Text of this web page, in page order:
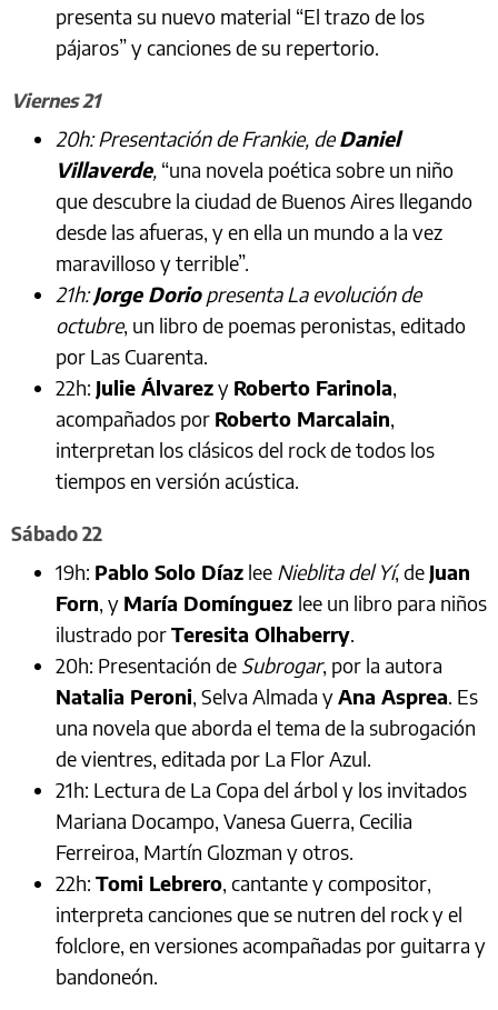
presenta su nuevo material “El trazo de los
pájaros” y canciones de su repertorio.
Viernes 21
20h: Presentación de Frankie, deDaniel
Villaverde, “una novela poética sobre un niño
que descubre la ciudad de Buenos Aires llegando
desde las afueras, y en ella un mundo a la vez
maravilloso y terrible”.
21h:Jorge Doriopresenta La evolución de
octubre, un libro de poemas peronistas, editado
por Las Cuarenta.
22h: Julie Álvarezy Roberto Farinola,
acompañados por Roberto Marcalain,
interpretan los clásicos del rock de todos los
tiempos en versión acústica.
Sábado 22
19h: Pablo Solo Díaz lee Nieblita del Yí, de Juan
Forn, y María Domínguez lee un libro para niños
ilustrado porTeresita Olhaberry.
20h: Presentación de Subrogar, por la autora
Natalia Peroni, Selva Almada yAna Asprea. Es
una novela que aborda el tema de la subrogación
de vientres, editada por La Flor Azul.
21h: Lectura de La Copa del árbol y los invitados
Mariana Docampo, Vanesa Guerra, Cecilia
Ferreiroa, Martín Glozman y otros.
22h: Tomi Lebrero, cantante y compositor,
interpreta canciones que se nutren del rock y el
folclore, en versiones acompañadas por guitarra y
bandoneón.